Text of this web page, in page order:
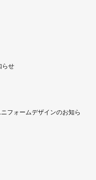
らせ
フォームデザインのお知ら